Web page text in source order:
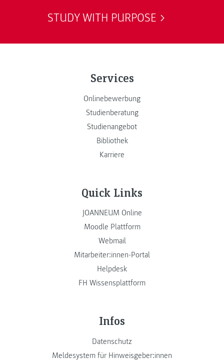
STUDY WITH PURPOSE
Services
Onlinebewerbung
Studienberatung
Studienangebot
Bibliothek
Karriere
Quick Links
JOANNEUM Online
Moodle Plattform
Webmail
Mitarbeiter:innen-Portal
Helpdesk
FH Wissensplattform
Infos
Datenschutz
Meldesystem für Hinweisgeber:innen